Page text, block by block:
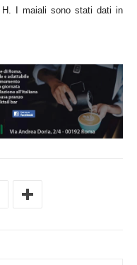
H. I maiali sono stati dati in